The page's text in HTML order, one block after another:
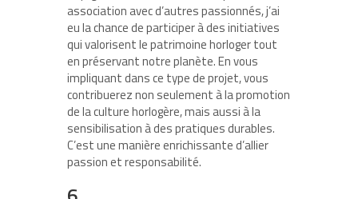
association avec d’autres passionnés, j’ai
eu la chance de participer à des initiatives
qui valorisent le patrimoine horloger tout
en préservant notre planète. En vous
impliquant dans ce type de projet, vous
contribuerez non seulement à la promotion
de la culture horlogère, mais aussi à la
sensibilisation à des pratiques durables.
C’est une manière enrichissante d’allier
passion et responsabilité.